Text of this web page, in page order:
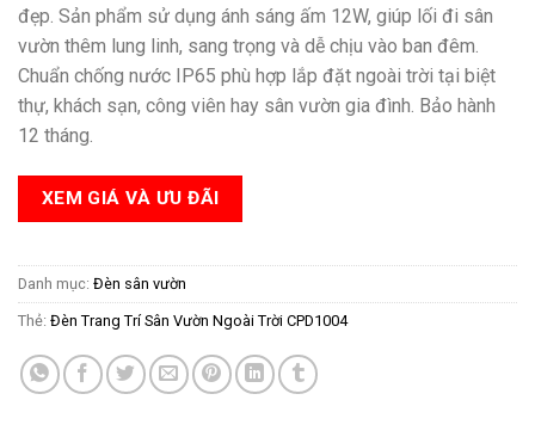
đẹp. Sản phẩm sử dụng ánh sáng ấm 12W, giúp lối đi sân
vườn thêm lung linh, sang trọng và dễ chịu vào ban đêm.
Chuẩn chống nước IP65 phù hợp lắp đặt ngoài trời tại biệt
thự, khách sạn, công viên hay sân vườn gia đình. Bảo hành
12 tháng.
XEM GIÁ VÀ ƯU ĐÃI
Danh mục: Đèn sân vườn
Thẻ: Đèn Trang Trí Sân Vườn Ngoài Trời CPD1004